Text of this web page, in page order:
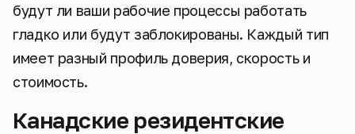
будут ли ваши рабочие процессы работать
гладко или будут заблокированы. Каждый тип
имеет разный профиль доверия, скорость и
стоимость.
Канадские резидентские